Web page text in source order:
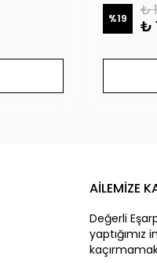
%19 ₺
₺
AİLEMİZE
Değerli
yaptığımız